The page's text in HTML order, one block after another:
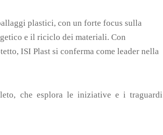
plastici, con un forte focus sulla
e il riciclo dei materiali. Con
ISI Plast si conferma come leader nella
che esplora le iniziative e i traguardi